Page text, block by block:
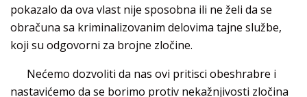
pokazalo da ova vlast nije sposobna ili ne želi da se
obračuna sa kriminalizovanim delovima tajne službe,
koji su odgovorni za brojne zločine.
Nećemo dozvoliti da nas ovi pritisci obeshrabre i
nastavićemo da se borimo protiv nekažnjivosti zločina